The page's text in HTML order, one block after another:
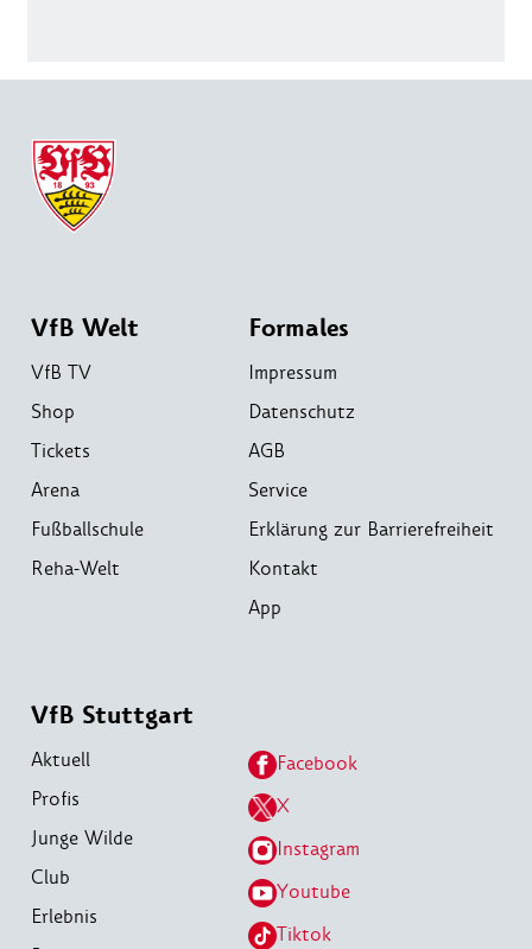
VfB Welt
VfB TV
Shop
Tickets
Arena
Fußballschule
Reha-Welt
Formales
Impressum
Datenschutz
AGB
Service
Erklärung zur Barrierefreiheit
Kontakt
App
VfB Stuttgart
Aktuell
Profis
Junge Wilde
Club
Erlebnis
Facebook
X
Instagram
Youtube
Tiktok